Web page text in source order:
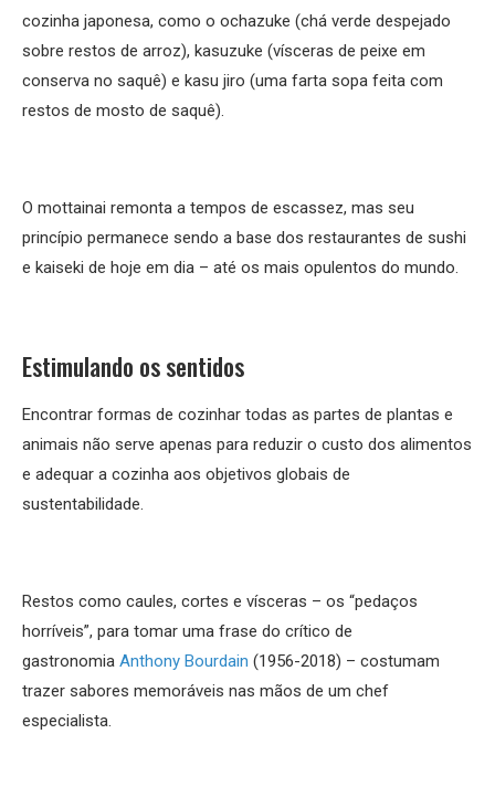
cozinha japonesa, como o ochazuke (chá verde despejado
sobre restos de arroz), kasuzuke (vísceras de peixe em
conserva no saquê) e kasu jiro (uma farta sopa feita com
restos de mosto de saquê).
O mottainai remonta a tempos de escassez, mas seu
princípio permanece sendo a base dos restaurantes de sushi
e kaiseki de hoje em dia – até os mais opulentos do mundo.
Estimulando os sentidos
Encontrar formas de cozinhar todas as partes de plantas e
animais não serve apenas para reduzir o custo dos alimentos
e adequar a cozinha aos objetivos globais de
sustentabilidade.
Restos como caules, cortes e vísceras – os “pedaços
horríveis”, para tomar uma frase do crítico de
gastronomia Anthony Bourdain (1956-2018) – costumam
trazer sabores memoráveis nas mãos de um chef
especialista.